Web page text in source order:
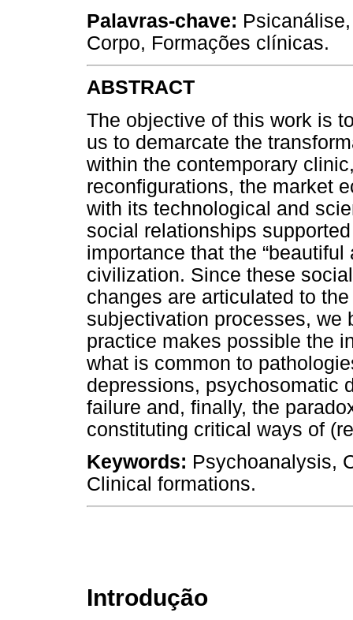
Palavras-chave:
Corpo, Formações clínicas.
ABSTRACT
The objective of this work is
us to demarcate the
within the contemporary
reconfigurations, the market
with its technological and
social relationships
importance that the
civilization. Since these
changes are articulated to
subjectivation processes, we
practice makes possible the
what is common to
depressions, psychosomatic
failure and, finally, the
constituting critical ways of
Keywords: Psychoanalysis,
Clinical formations.
Introdução